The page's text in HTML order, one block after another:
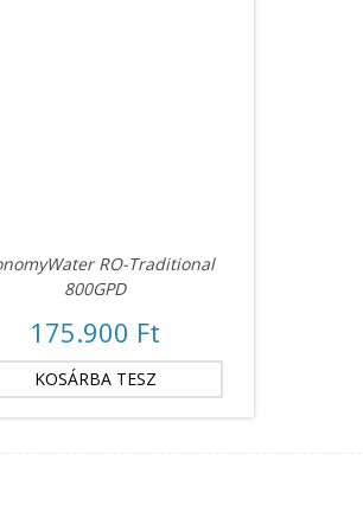
RO-Traditional
800GPD
175.900 Ft